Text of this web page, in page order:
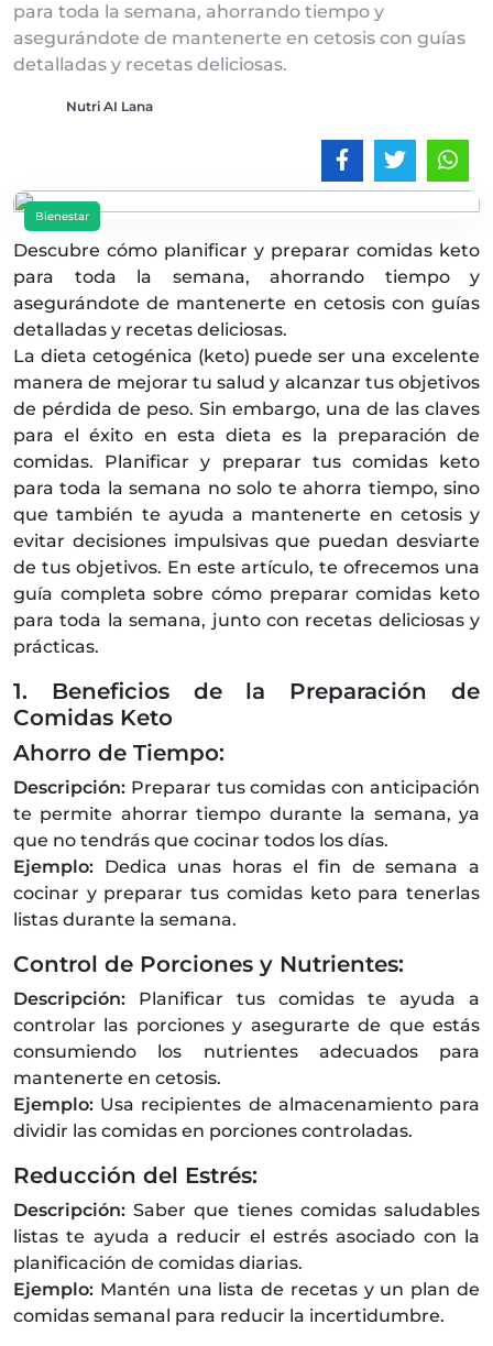
para toda la semana, ahorrando tiempo y
asegurándote de mantenerte en cetosis con guías
detalladas y recetas deliciosas.
Nutri AI Lana
Bienestar
Descubre cómo planificar y preparar comidas keto
para toda la semana, ahorrando tiempo y
asegurándote de mantenerte en cetosis con guías
detalladas y recetas deliciosas.
La dieta cetogénica (keto) puede ser una excelente
manera de mejorar tu salud y alcanzar tus objetivos
de pérdida de peso. Sin embargo, una de las claves
para el éxito en esta dieta es la preparación de
comidas. Planificar y preparar tus comidas keto
para toda la semana no solo te ahorra tiempo, sino
que también te ayuda a mantenerte en cetosis y
evitar decisiones impulsivas que puedan desviarte
de tus objetivos. En este artículo, te ofrecemos una
guía completa sobre cómo preparar comidas keto
para toda la semana, junto con recetas deliciosas y
prácticas.
1. Beneficios de la Preparación de
Comidas Keto
Ahorro de Tiempo:
Descripción: Preparar tus comidas con anticipación
te permite ahorrar tiempo durante la semana, ya
que no tendrás que cocinar todos los días.
Ejemplo: Dedica unas horas el fin de semana a
cocinar y preparar tus comidas keto para tenerlas
listas durante la semana.
Control de Porciones y Nutrientes:
Descripción: Planificar tus comidas te ayuda a
controlar las porciones y asegurarte de que estás
consumiendo los nutrientes adecuados para
mantenerte en cetosis.
Ejemplo: Usa recipientes de almacenamiento para
dividir las comidas en porciones controladas.
Reducción del Estrés:
Descripción:Saber que tienes comidas saludables
listas te ayuda a reducir el estrés asociado con la
planificación de comidas diarias.
Ejemplo: Mantén una lista de recetas y un plan de
comidas semanal para reducir la incertidumbre.